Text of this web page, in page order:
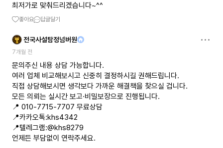
최저가로 맞춰드리겠습니다~^^
좋아요 답글달기
전국사설탐정넘버원
7개월 전
문의주신 내용 상담 가능합니다.
여러 업체 비교해보시고 신중히 결정하시길 권해드립니다.
직접 상담해보시면 생각보다 가까운 해결책을 찾으실 겁니다.
모든 의뢰는 실시간 보고·비밀보장으로 진행됩니다.
📍 010-7715-7707 무료상담
📍카카오톡:khs4342
📍텔레그램:@khs8279
언제든 부담없이 연락주세요.